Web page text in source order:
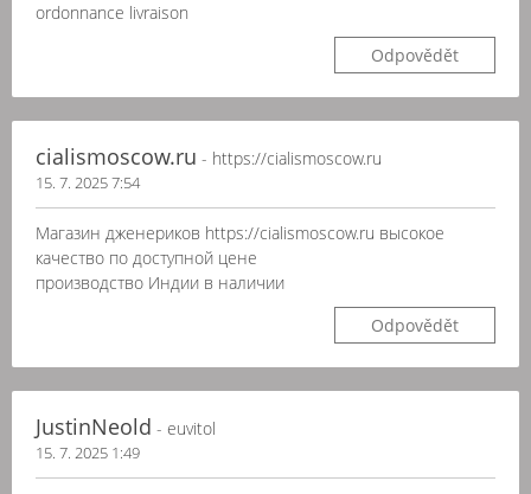
ordonnance livraison
Odpovědět
cialismoscow.ru - https://cialismoscow.ru
15. 7. 2025 7:54
Магазин дженериков https://cialismoscow.ru высокое
качество по доступной цене
производство Индии в наличии
Odpovědět
JustinNeold - euvitol
15. 7. 2025 1:49